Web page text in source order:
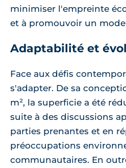
minimiser l'empreinte
et à promouvoir un
Adaptabilité et
Face aux défis
s'adapter. De sa
m², la superficie a été
suite à des discussions
parties prenantes et en
préoccupations
communautaires. En